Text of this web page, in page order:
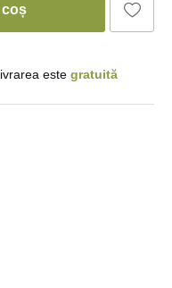
coș
este gratuită